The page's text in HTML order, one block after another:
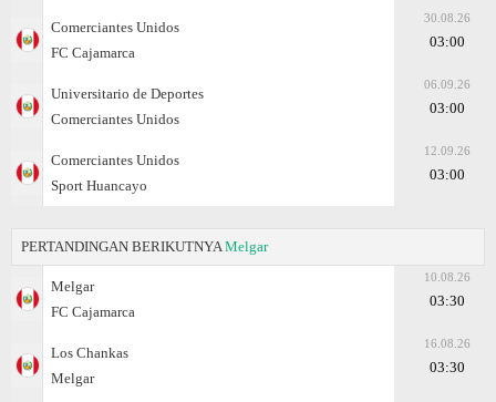
Comerciantes Unidos
FC Cajamarca
30.08.26
03:00
Universitario de Deportes
Comerciantes Unidos
06.09.26
03:00
Comerciantes Unidos
Sport Huancayo
12.09.26
03:00
PERTANDINGAN BERIKUTNYA Melgar
Melgar
FC Cajamarca
10.08.26
03:30
Los Chankas
Melgar
16.08.26
03:30